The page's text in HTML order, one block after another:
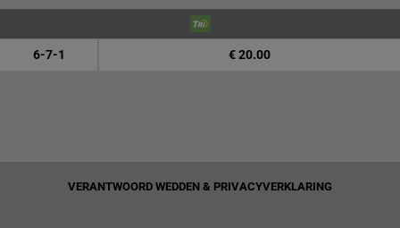
6-7-1 € 20.00
VERANTWOORD WEDDEN & PRIVACYVERKLARING